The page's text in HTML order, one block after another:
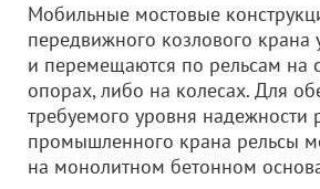
Мобильные мостовые
передвижного козлового крана
и перемещаются по рельсам на
опорах, либо на колесах. Для
требуемого уровня надежности
промышленного крана рельсы
на монолитном бетонном